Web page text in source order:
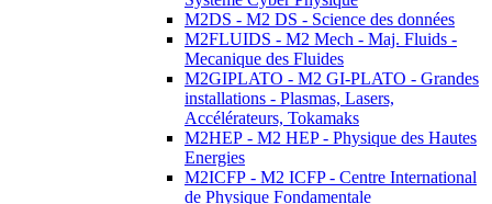
M2DS - M2 DS - Science des données
M2FLUIDS - M2 Mech - Maj. Fluids -
Mecanique des Fluides
M2GIPLATO - M2 GI-PLATO - Grandes
installations - Plasmas, Lasers,
Accélérateurs, Tokamaks
M2HEP - M2 HEP - Physique des Hautes
Energies
M2ICFP - M2 ICFP - Centre International
de Physique Fondamentale